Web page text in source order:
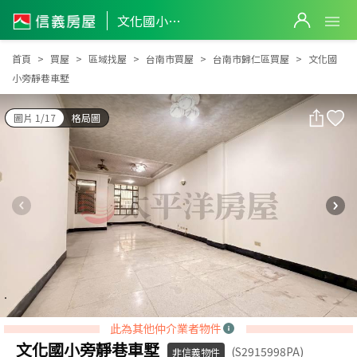
文化國小旁靜巷車墅
文化國小旁靜巷車墅
首頁 買屋 區域找屋 台南市買屋 台南市歸仁區買屋
文化國
小旁靜巷車墅
圖片 1/17 格局圖
此為其他仲介業者物件
文化國小旁靜巷車墅 非信義物件 (S2915998PA)